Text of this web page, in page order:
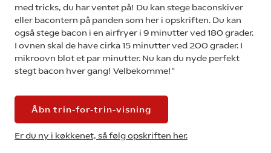
med tricks, du har ventet på! Du kan stege baconskiver
eller bacontern på panden som her i opskriften. Du kan
også stege bacon i en airfryer i 9 minutter ved 180 grader.
I ovnen skal de have cirka 15 minutter ved 200 grader. I
mikroovn blot et par minutter. Nu kan du nyde perfekt
stegt bacon hver gang! Velbekomme!"
Åbn trin-for-trin-visning
Er du ny i køkkenet, så følg opskriften her.